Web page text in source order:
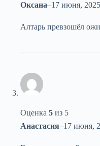
Оксана–17 июня, 2025
Алтарь превзошёл
Оценка 5 из 5
Анастасия–17 июня,